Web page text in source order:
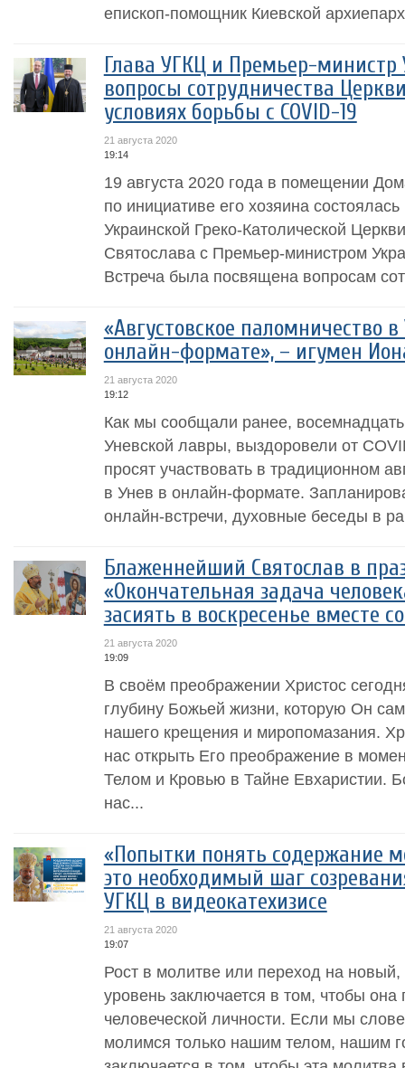
епископ-помощник Киевской
Глава УГКЦ и Премьер-
вопросы сотрудничества
условиях борьбы с COVID-19
21 августа 2020
19:14
19 августа 2020 года в помещении
по инициативе его хозяина
Украинской Греко-Католической
Святослава с Премьер-министром
Встреча была посвящена вопросам
«Августовское паломничество
онлайн-формате», – игумен
21 августа 2020
19:12
Как мы сообщали ранее,
Уневской лавры, выздоровели от
просят участвовать в традиционном
в Унев в онлайн-формате.
онлайн-встречи, духовные беседы в
Блаженнейший Святослав в
«Окончательная задача
засиять в воскресенье вместе
21 августа 2020
19:09
В своём преображении Христос
глубину Божьей жизни, которую Он
нашего крещения и миропомазания.
нас открыть Его преображение в
Телом и Кровью в Тайне Евхаристии.
нас...
«Попытки понять содержание
это необходимый шаг
УГКЦ в видеокатехизисе
21 августа 2020
19:07
Рост в молитве или переход на
уровень заключается в том, чтобы
человеческой личности. Если мы
молимся только нашим телом, нашим